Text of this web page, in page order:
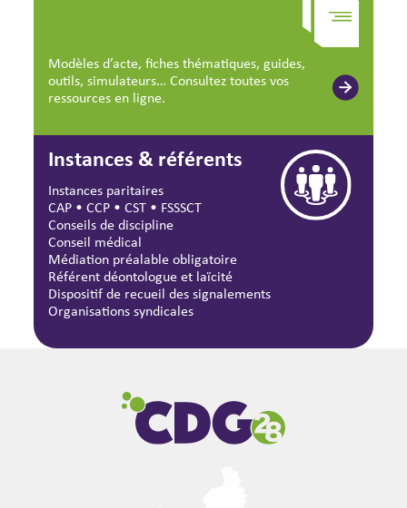
Modèles d’acte, fiches thématiques, guides,
outils, simulateurs… Consultez toutes vos
ressources en ligne.
Instances & référents
Instances paritaires
CAP •CCP •CST • FSSSCT
Conseils de discipline
Conseil médical
Médiation préalable obligatoire
Référent déontologue et laïcité
Dispositif de recueil des signalements
Organisations syndicales